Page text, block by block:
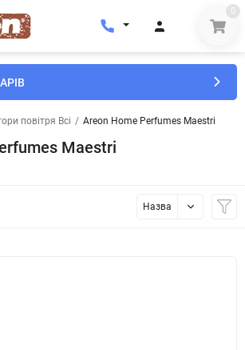
0
повітря Всі / Areon Home Perfumes Maestri
Maestri
Назва